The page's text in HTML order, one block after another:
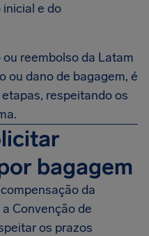
e do
reembolso da Latam
ou dano de bagagem, é
respeitando os
bagagem
da
Convenção de
os prazos